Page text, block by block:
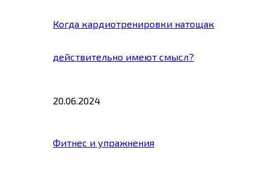
Когда кардиотренировки натощак
действительно имеют смысл?
20.06.2024
Фитнес и упражнения